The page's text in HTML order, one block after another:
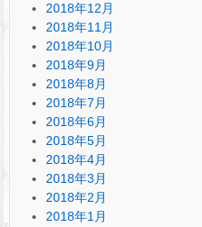
2018年12月
2018年11月
2018年10月
2018年9月
2018年8月
2018年7月
2018年6月
2018年5月
2018年4月
2018年3月
2018年2月
2018年1月